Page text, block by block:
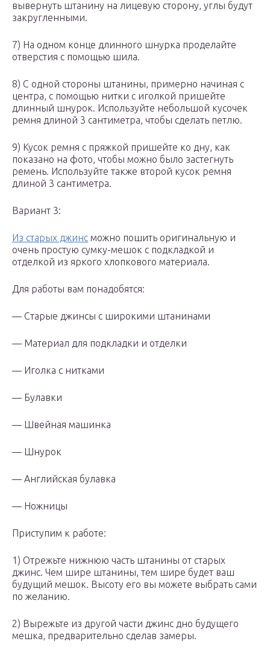
вывернуть штанину на лицевую сторону, углы будут
закругленными.
7) На одном конце длинного шнурка проделайте
отверстия с помощью шила.
8) С одной стороны штанины, примерно начиная с
центра, с помощью нитки с иголкой пришейте
длинный шнурок. Используйте небольшой кусочек
ремня длиной 3 сантиметра, чтобы сделать петлю.
9) Кусок ремня с пряжкой пришейте ко дну, как
показано на фото, чтобы можно было застегнуть
ремень. Используйте также второй кусок ремня
длиной 3 сантиметра.
Вариант 3:
Из старых джинс можно пошить оригинальную и
очень простую сумку-мешок с подкладкой и
отделкой из яркого хлопкового материала.
Для работы вам понадобятся:
— Старые джинсы с широкими штанинами
— Материал для подкладки и отделки
— Иголка с нитками
— Булавки
— Швейная машинка
— Шнурок
— Английская булавка
— Ножницы
Приступим к работе:
1) Отрежьте нижнюю часть штанины от старых
джинс. Чем шире штанины, тем шире будет ваш
будущий мешок. Высоту его вы можете выбрать сами
по желанию.
2) Вырежьте из другой части джинс дно будущего
мешка, предварительно сделав замеры.